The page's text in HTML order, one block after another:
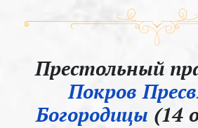
Престольный
Покров
Богородицы (14